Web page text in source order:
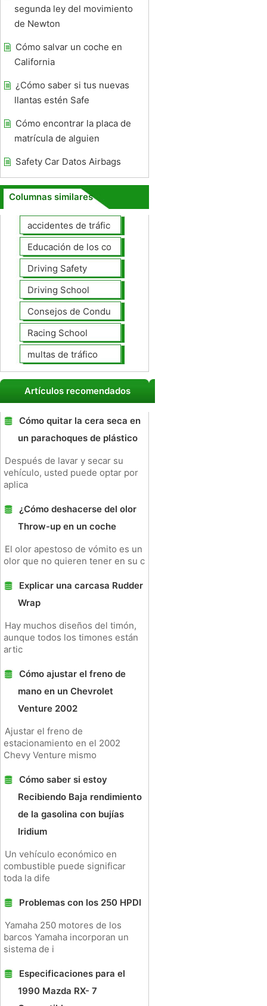
segunda ley del movimiento
de Newton
Cómo salvar un coche en
California
¿Cómo saber si tus nuevas
llantas estén Safe
Cómo encontrar la placa de
matrícula de alguien
Safety Car Datos Airbags
Columnas similares
accidentes de tráfico
Educación de los conductores
Driving Safety
Driving School
Consejos de Conducción
Racing School
multas de tráfico
Artículos recomendados
Cómo quitar la cera seca en
un parachoques de plástico
Después de lavar y secar su
vehículo, usted puede optar por
aplica
¿Cómo deshacerse del olor
Throw-up en un coche
El olor apestoso de vómito es un
olor que no quieren tener en su c
Explicar una carcasa Rudder
Wrap
Hay muchos diseños del timón,
aunque todos los timones están
artic
Cómo ajustar el freno de
mano en un Chevrolet
Venture 2002
Ajustar el freno de
estacionamiento en el 2002
Chevy Venture mismo
Cómo saber si estoy
Recibiendo Baja rendimiento
de la gasolina con bujías
Iridium
Un vehículo económico en
combustible puede significar
toda la dife
Problemas con los 250 HPDI
Yamaha 250 motores de los
barcos Yamaha incorporan un
sistema de i
Especificaciones para el
1990 Mazda RX- 7